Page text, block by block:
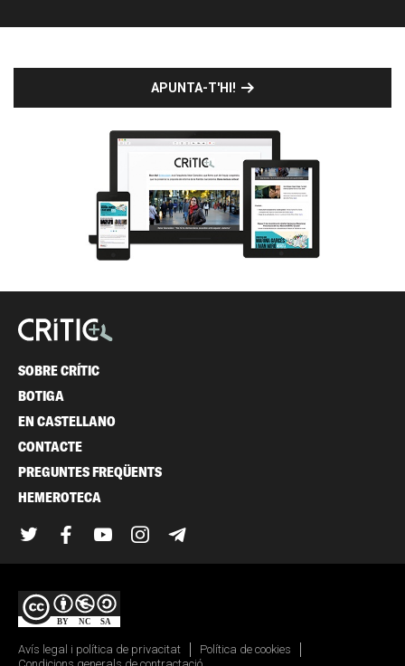
APUNTA-T'HI!
SOBRE CRÍTIC
BOTIGA
EN CASTELLANO
CONTACTE
PREGUNTES FREQÜENTS
HEMEROTECA
TwitterFacebook
YouTubeInstagram
Avís legal i política de privacitat
Política de cookies